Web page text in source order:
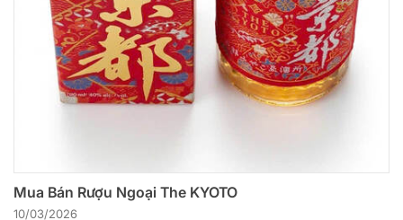
Mua Bán Rượu Ngoại The KYOTO
10/03/2026